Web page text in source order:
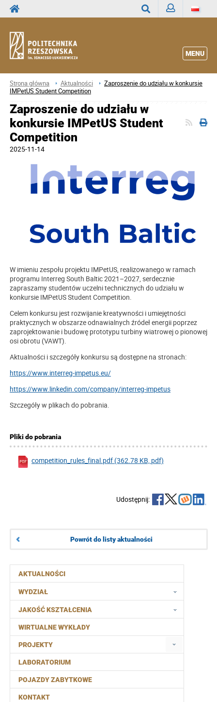
MENU
Strona główna Aktualności
Zaproszenie do udziału w konkursie
IMPetUS Student Competition
AKTUALNOŚCI
WYDZIAŁ
JAKOŚĆ KSZTAŁCENIA
WIRTUALNE WYKŁADY
PROJEKTY
LABORATORIUM
POJAZDY ZABYTKOWE
KONTAKT
Zaproszenie do udziału w
konkursie IMPetUS Student
Competition
2025-11-14
W imieniu zespołu projektu IMPetUS, realizowanego w ramach
programu Interreg South Baltic 2021–2027, serdecznie
zapraszamy studentów uczelni technicznych do udziału w
konkursie IMPetUS Student Competition.
Celem konkursu jest rozwijanie kreatywności i umiejętności
praktycznych w obszarze odnawialnych źródeł energii poprzez
zaprojektowanie i budowę prototypu turbiny wiatrowej o pionowej
osi obrotu (VAWT).
Aktualności i szczegóły konkursu są dostępne na stronach:
https://www.interreg-impetus.eu/
https://www.linkedin.com/company/interreg-impetus
Szczegóły w plikach do pobrania.
Pliki do pobrania
competition_rules_final.pdf (362.78 KB, pdf)
Udostępnij:
Powrót do listy aktualności